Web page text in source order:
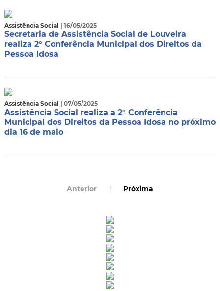
Assistência Social | 16/05/2025
Secretaria de Assistência Social de Louveira
realiza 2° Conferência Municipal dos Direitos da
Pessoa Idosa
Assistência Social | 07/05/2025
Assistência Social realiza a 2° Conferência
Municipal dos Direitos da Pessoa Idosa no próximo
dia 16 de maio
Anterior | Próxima